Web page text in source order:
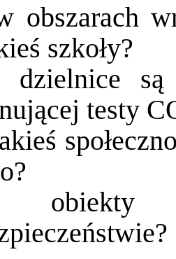
obszarach
szkoły?
dzielnice
testy